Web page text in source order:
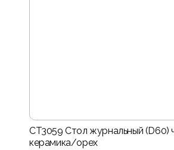
CT3059 Стол журнальный (D60)
керамика/орех